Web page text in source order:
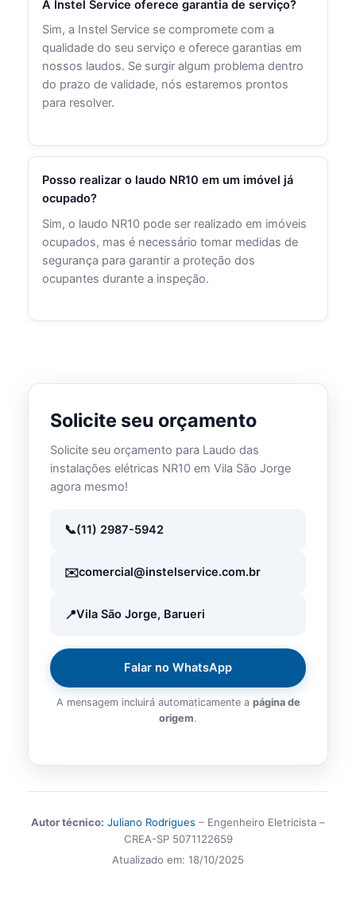
A Instel Service oferece garantia de serviço?
Sim, a Instel Service se compromete com a
qualidade do seu serviço e oferece garantias em
nossos laudos. Se surgir algum problema dentro
do prazo de validade, nós estaremos prontos
para resolver.
Posso realizar o laudo NR10 em um imóvel já
ocupado?
Sim, o laudo NR10 pode ser realizado em imóveis
ocupados, mas é necessário tomar medidas de
segurança para garantir a proteção dos
ocupantes durante a inspeção.
Solicite seu orçamento
Solicite seu orçamento para Laudo das
instalações elétricas NR10 em Vila São Jorge
agora mesmo!
(11) 2987-5942
comercial@instelservice.com.br
Vila São Jorge, Barueri
Falar no WhatsApp
A mensagem incluirá automaticamente a página de
origem.
Autor técnico: Juliano Rodrigues – Engenheiro Eletricista –
CREA-SP 5071122659
Atualizado em: 18/10/2025